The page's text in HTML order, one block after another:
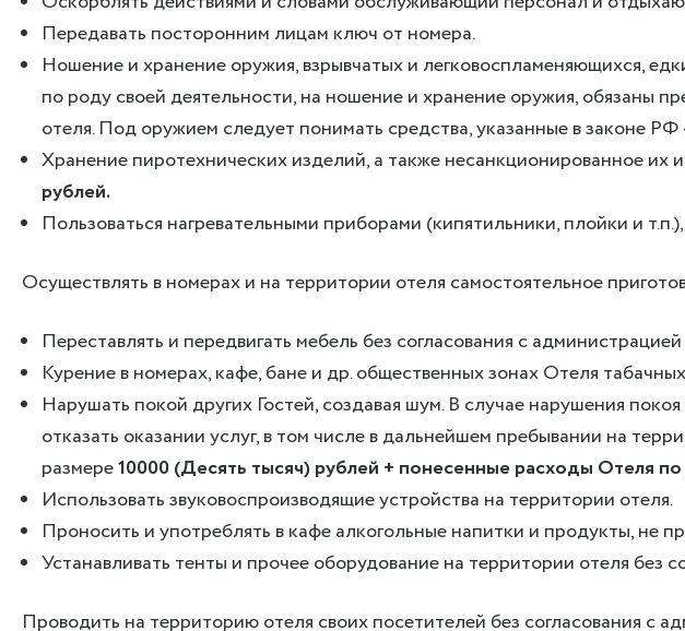
Передавать посторонним лицам ключ от номера.
Ношение и хранение оружия, взрывчатых и легковоспламеняющихся,
по роду своей деятельности, на ношение и хранение оружия, обязаны
отеля. Под оружием следует понимать средства, указанные в законе
Хранение пиротехнических изделий, а также несанкционированное их
рублей.
Пользоваться нагревательными приборами (кипятильники, плойки и
Осуществлять в номерах и на территории отеля самостоятельное
Переставлять и передвигать мебель без согласования с
Курение в номерах, кафе, бане и др. общественных зонах Отеля
Нарушать покой других Гостей, создавая шум. В случае нарушения
отказать оказании услуг, в том числе в дальнейшем пребывании на
размере10000 (Десять тысяч) рублей + понесенные расходы Отеля
Использовать звуковоспроизводящие устройства на территории отеля.
Проносить и употреблять в кафе алкогольные напитки и продукты, не
Устанавливать тенты и прочее оборудование на территории отеля без
Проводить на территорию отеля своих посетителей без согласования с